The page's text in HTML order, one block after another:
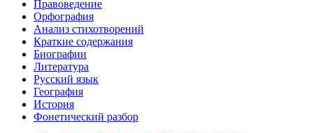
Правоведение
Орфография
Анализ стихотворений
Краткие содержания
Биографии
Литература
Русский язык
География
История
Фонетический разбор